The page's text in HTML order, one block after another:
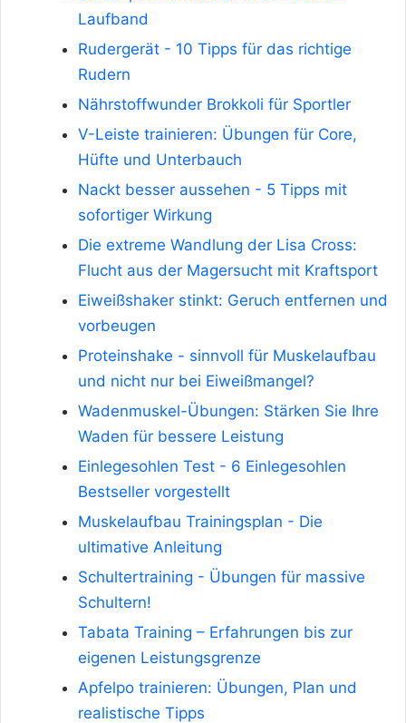
Laufband
Rudergerät - 10 Tipps für das richtige
Rudern
Nährstoffwunder Brokkoli für Sportler
V-Leiste trainieren: Übungen für Core,
Hüfte und Unterbauch
Nackt besser aussehen - 5 Tipps mit
sofortiger Wirkung
Die extreme Wandlung der Lisa Cross:
Flucht aus der Magersucht mit Kraftsport
Eiweißshaker stinkt: Geruch entfernen und
vorbeugen
Proteinshake - sinnvoll für Muskelaufbau
und nicht nur bei Eiweißmangel?
Wadenmuskel-Übungen: Stärken Sie Ihre
Waden für bessere Leistung
Einlegesohlen Test - 6 Einlegesohlen
Bestseller vorgestellt
Muskelaufbau Trainingsplan - Die
ultimative Anleitung
Schultertraining - Übungen für massive
Schultern!
Tabata Training – Erfahrungen bis zur
eigenen Leistungsgrenze
Apfelpo trainieren: Übungen, Plan und
realistische Tipps